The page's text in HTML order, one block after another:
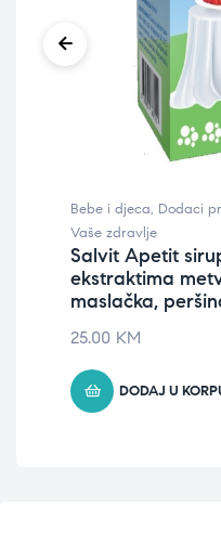
Bebe i djeca, Dodaci
Vaše zdravlje
Salvit Apetit
ekstraktima
maslačka,
25.00 KM
DODAJ U